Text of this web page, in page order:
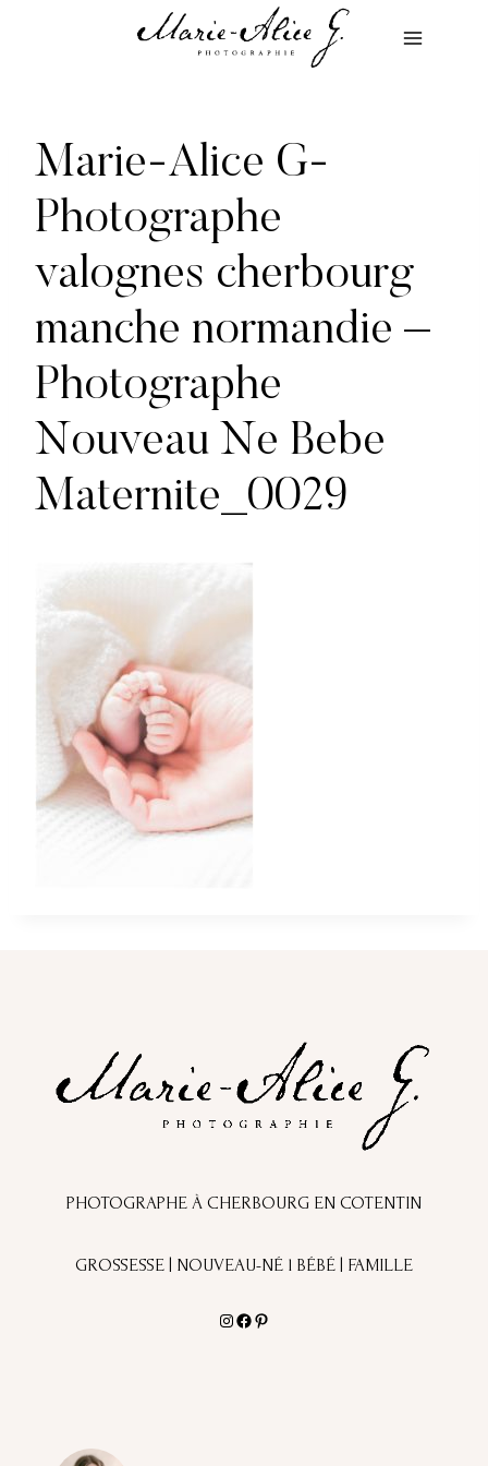
Marie-Alice G-
Photographe
valognes cherbourg
manche normandie –
Photographe
Nouveau Ne Bebe
Maternite_0029
PHOTOGRAPHE À CHERBOURG EN COTENTIN
GROSSESSE | NOUVEAU-NÉ l BÉBÉ | FAMILLE
Instagram
Facebook
Pinterest